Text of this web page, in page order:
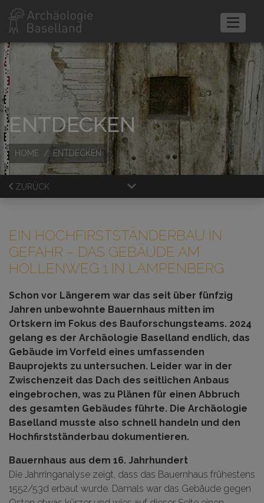
ENTDECKEN
HOME ENTDECKEN
ZURÜCK
EIN HOCHFIRSTSTÄNDERBAU IN
GEFAHR – DAS GEBÄUDE AM
HOLLENWEG 1 IN LAMPENBERG
Schon vor Längerem war das seit über fünfzig
Jahren unbewohnte Bauernhaus mitten im
Ortskern im Fokus des Bauforschungsteams. 2024
gelang es der Archäologie Baselland endlich, das
Gebäude im Vorfeld eines umfassenden
Bauprojekts zu untersuchen. Leider war in der
Zwischenzeit das Dach des seitlichen Anbaus
eingebrochen, was zu Plänen für einen Abbruch
des gesamten Gebäudes führte. Die Archäologie
Baselland musste also schnell handeln und den
Hochfirstständerbau dokumentieren.
Bauernhaus aus dem 16. Jahrhundert
Die Jahrringanalyse zeigt, dass das Bauernhaus frühestens
1552/53d erbaut wurde. Damals war das Gebäude gegen